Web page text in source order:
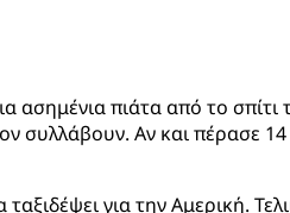
πιάτα από το
συλλάβουν. Αν και πέρασε
για την Αμερική.